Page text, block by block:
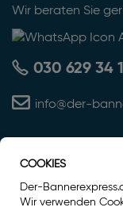
Wir beraten Sie
030 629 34
info@der-
Auszeichnung
COOKIES
Der-
Wir verwenden